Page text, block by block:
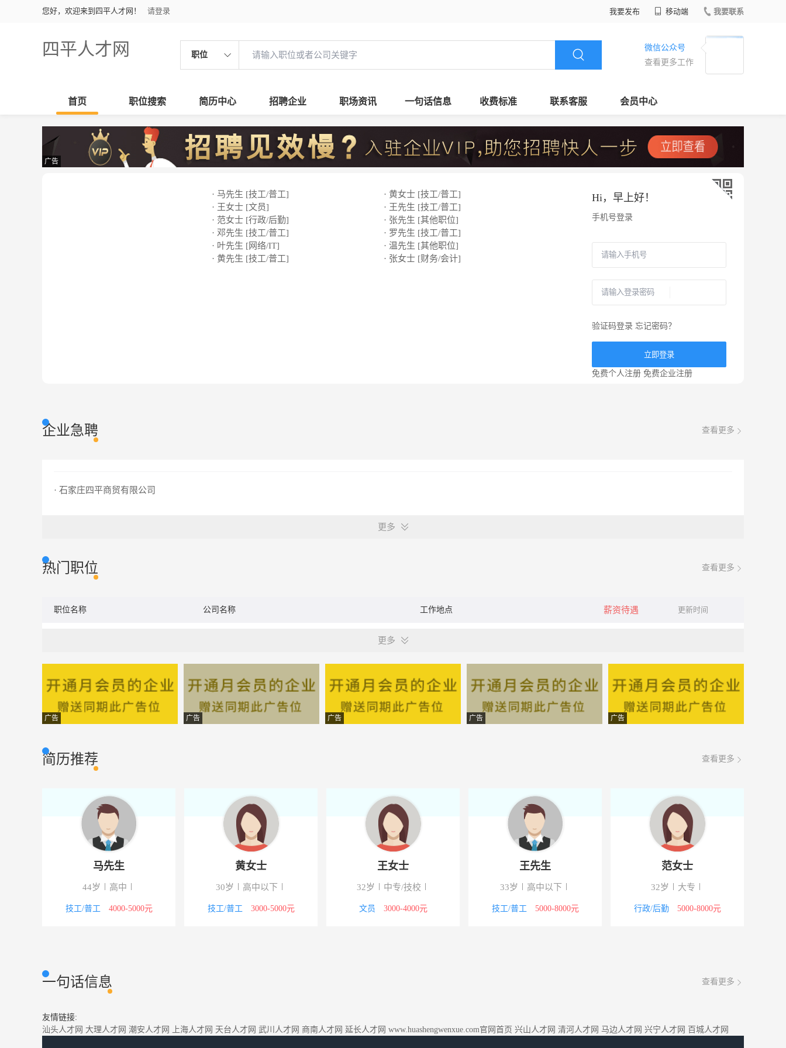
您好，欢迎来到四平人才网！ 请登录 我要发布 移动端 我要联系
四平人才网 职位
微信公众号
查看更多工作
首页 职位搜索 简历中心 招聘企业 职场资讯 一句话信息 收费标准 联系客服 会员中心
广告
· 马先生 [技工/普工]
· 黄女士 [技工/普工]
· 王女士 [文员]
· 王先生 [技工/普工]
· 范女士 [行政/后勤]
· 张先生 [其他职位]
· 邓先生 [技工/普工]
· 罗先生 [技工/普工]
· 叶先生 [网络/IT]
· 温先生 [其他职位]
· 黄先生 [技工/普工]
· 张女士 [财务/会计]
Hi， 早上好！
手机号登录
验证码登录 忘记密码？
立即登录
免费个人注册 免费企业注册
企业急聘 查看更多
· 石家庄四平商贸有限公司
更多
热门职位 查看更多
职位名称 公司名称 工作地点 薪资待遇 更新时间
更多
广告 广告 广告 广告 广告
简历推荐 查看更多
马先生
44岁 高中
技工/普工 4000-5000元
黄女士
30岁 高中以下
技工/普工 3000-5000元
王女士
32岁 中专/技校
文员 3000-4000元
王先生
33岁 高中以下
技工/普工 5000-8000元
范女士
32岁 大专
行政/后勤 5000-8000元
一句话信息 查看更多
友情链接:
汕头人才网 大理人才网 潮安人才网 上海人才网 天台人才网 武川人才网 商南人才网 延长人才网 www.huashengwenxue.com官网首页 兴山人才网 清河人才网 马边人才网 兴宁人才网 百城人才网